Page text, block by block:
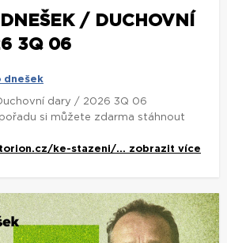
/ DUCHOVNÍ
3Q 06
dnešek
dary / 2026 3Q 06
si můžete zdarma stáhnout
ke-stazeni/... zobrazit více